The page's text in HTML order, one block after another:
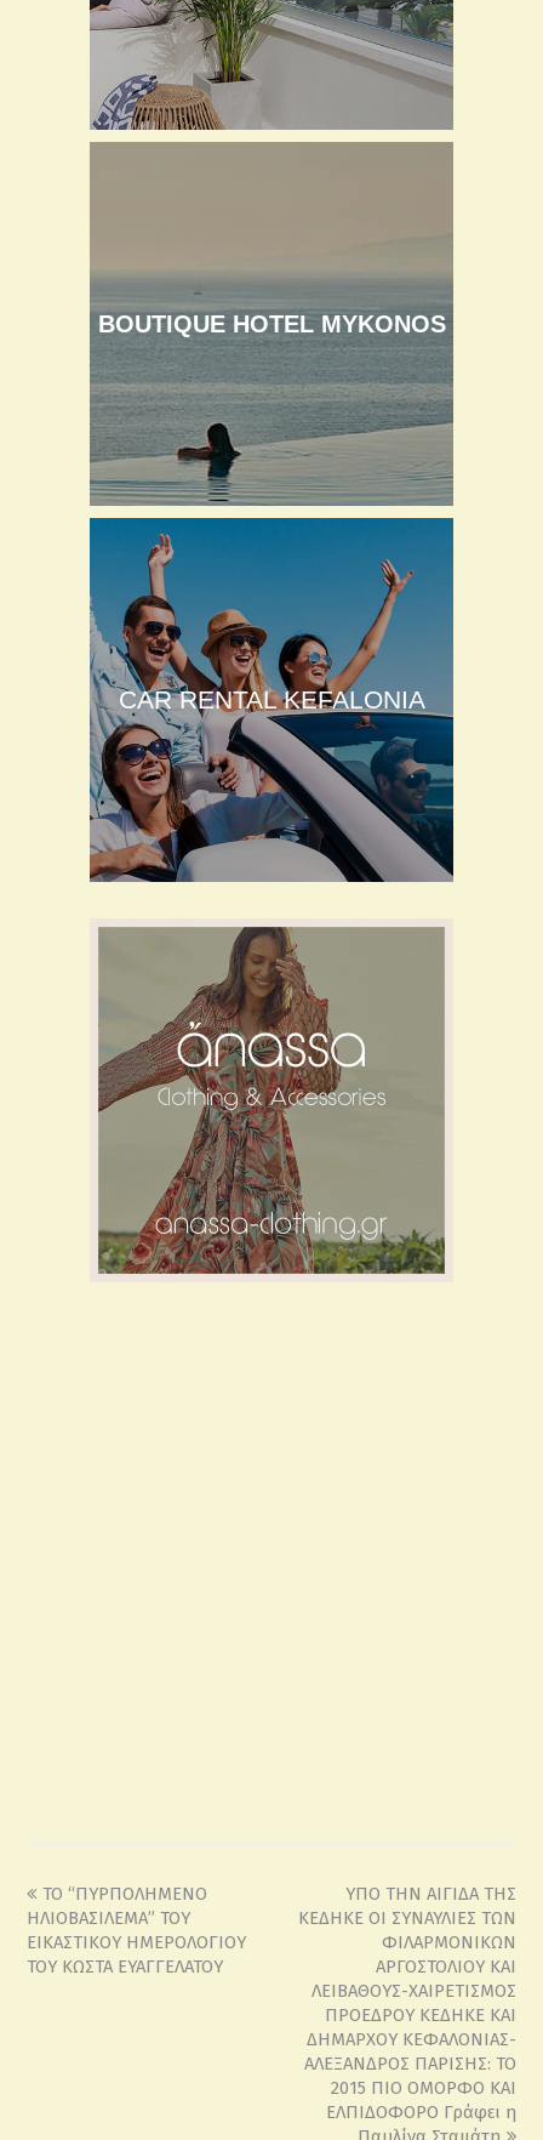
BOUTIQUE HOTEL MYKONOS
CAR RENTAL KEFALONIA
ΤΟ “ΠΥΡΠΟΛΗΜΕΝΟ
ΗΛΙΟΒΑΣΙΛΕΜΑ” ΤΟΥ
ΕΙΚΑΣΤΙΚΟΥ ΗΜΕΡΟΛΟΓΙΟΥ
ΤΟΥ ΚΩΣΤΑ ΕΥΑΓΓΕΛΑΤΟΥ
ΥΠΟ ΤΗΝ ΑΙΓΙΔΑ ΤΗΣ
ΚΕΔΗΚΕ ΟΙ ΣΥΝΑΥΛΙΕΣ ΤΩΝ
ΦΙΛΑΡΜΟΝΙΚΩΝ
ΑΡΓΟΣΤΟΛΙΟΥ ΚΑΙ
ΛΕΙΒΑΘΟΥΣ-ΧΑΙΡΕΤΙΣΜΟΣ
ΠΡΟΕΔΡΟΥ ΚΕΔΗΚΕ ΚΑΙ
ΔΗΜΑΡΧΟΥ ΚΕΦΑΛΟΝΙΑΣ-
ΑΛΕΞΑΝΔΡΟΣ ΠΑΡΙΣΗΣ: ΤΟ
2015 ΠΙΟ ΟΜΟΡΦΟ ΚΑΙ
ΕΛΠΙΔΟΦΟΡΟ Γράφει η